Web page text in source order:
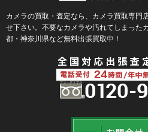
BLaKPIXEL（ブラックピクセル）
Bokkeh（ボケ）
Bolsey（ボルシー）
BRAUN（ブラウン）
BUFFALO（バッファロー）
カメラの買取・査定なら、カメラ買取専門
せ下さい。不要なカメラや汚れてしまった
都・神奈川県など無料出張買取中！